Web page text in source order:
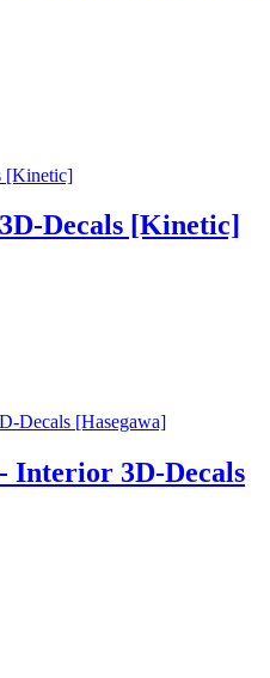
Decals [Kinetic]
Interior 3D-Decals